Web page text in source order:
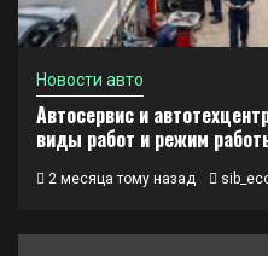
Новости авто
Автосервис и
виды работ и режим
2 месяца тому назад